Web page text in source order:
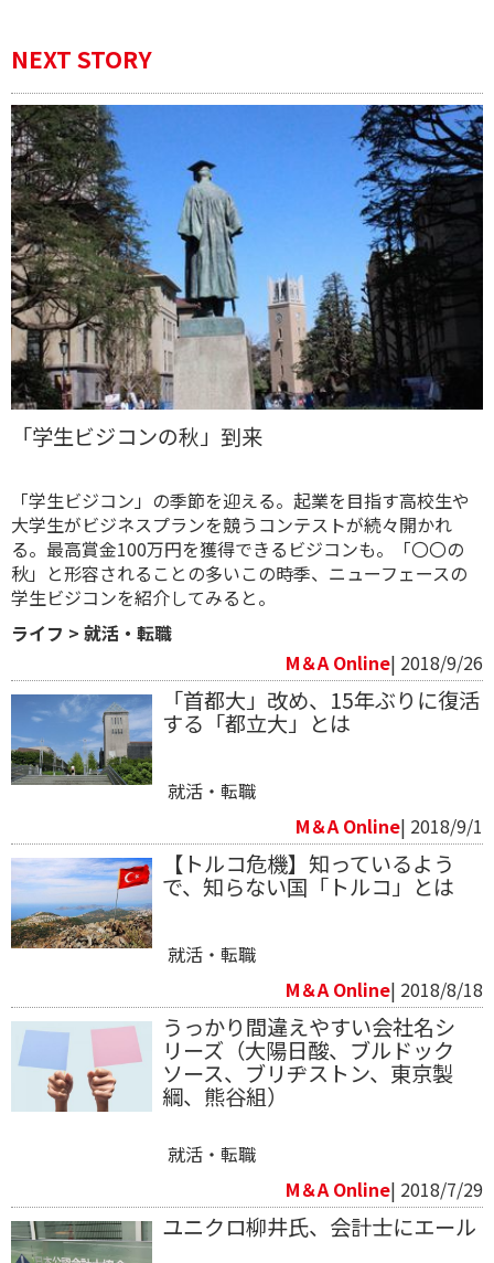
NEXT STORY
「学生ビジコンの秋」到来
「学生ビジコン」の季節を迎える。起業を目指す高校生や
大学生がビジネスプランを競うコンテストが続々開かれ
る。最高賞金100万円を獲得できるビジコンも。「〇〇の
秋」と形容されることの多いこの時季、ニューフェースの
学生ビジコンを紹介してみると。
ライフ > 就活・転職
M＆A Online| 2018/9/26
「首都大」改め、15年ぶりに復活
する「都立大」とは
就活・転職
M＆A Online| 2018/9/1
【トルコ危機】知っているよう
で、知らない国「トルコ」とは
就活・転職
M＆A Online| 2018/8/18
うっかり間違えやすい会社名シ
リーズ（大陽日酸、ブルドック
ソース、ブリヂストン、東京製
綱、熊谷組）
就活・転職
M＆A Online| 2018/7/29
ユニクロ柳井氏、会計士にエール